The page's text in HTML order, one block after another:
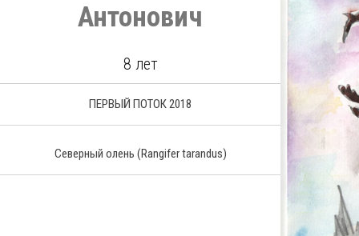
Антонович
8 лет
ПЕРВЫЙ ПОТОК 2018
Северный олень (Rangifer tarandus)